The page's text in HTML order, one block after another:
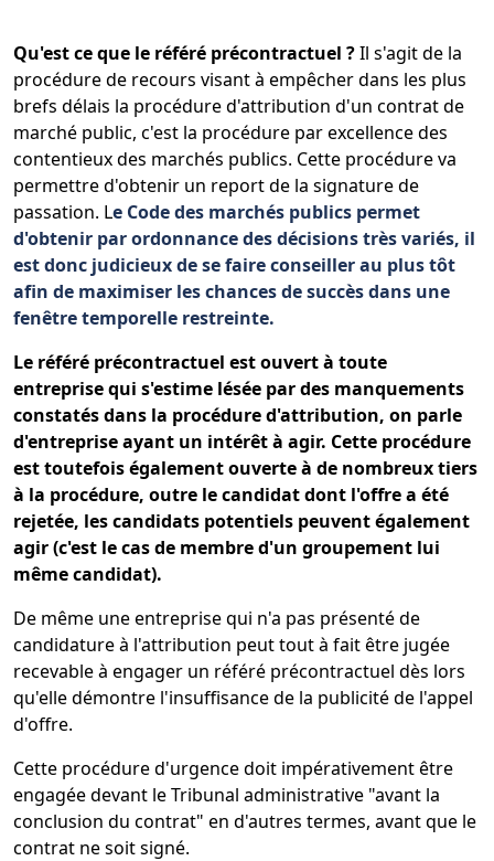
Qu'est ce que le référé précontractuel ?Il s'agit de la
procédure de recours visant à empêcher dans les plus
brefs délais la procédure d'attribution d'un contrat de
marché public, c'est la procédure par excellence des
contentieux des marchés publics. Cette procédure va
permettre d'obtenir un report de la signature de
passation. Le Code des marchés publics permet
d'obtenir par ordonnance des décisions très variés, il
est donc judicieux de se faire conseiller au plus tôt
afin de maximiser les chances de succès dans une
fenêtre temporelle restreinte.
Le référé précontractuel est ouvert à toute
entreprise qui s'estime lésée par des manquements
constatés dans la procédure d'attribution, on parle
d'entreprise ayant un intérêt à agir. Cette procédure
est toutefois également ouverte à de nombreux tiers
à la procédure, outre le candidat dont l'offre a été
rejetée, les candidats potentiels peuvent également
agir (c'est le cas de membre d'un groupement lui
même candidat).
De même une entreprise qui n'a pas présenté de
candidature à l'attribution peut tout à fait être jugée
recevable à engager un référé précontractuel dès lors
qu'elle démontre l'insuffisance de la publicité de l'appel
d'offre.
Cette procédure d'urgence doit impérativement être
engagée devant le Tribunal administrative "avant la
conclusion du contrat" en d'autres termes, avant que le
contrat ne soit signé.